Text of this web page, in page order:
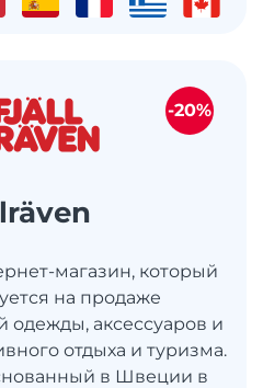
магазин, который
на продаже
одежды, аксессуаров и
отдыха и туризма.
в Швеции в
-20%